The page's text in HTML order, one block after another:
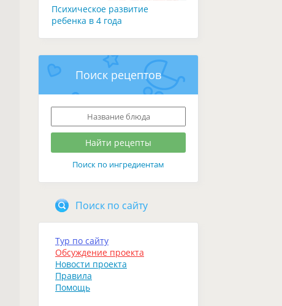
Психическое развитие
ребенка в 4 года
Поиск рецептов
Поиск по ингредиентам
Поиск по сайту
Тур по сайту
Обсуждение проекта
Новости проекта
Правила
Помощь